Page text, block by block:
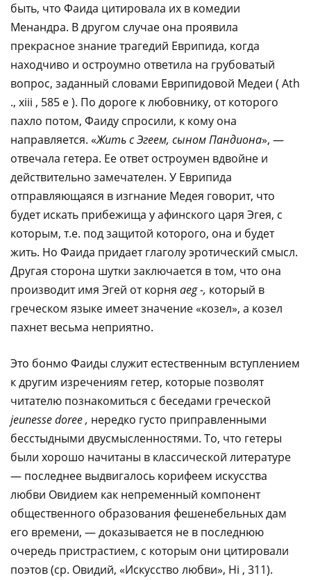
быть, что Фаида цитировала их в комедии
Менандра. В другом случае она проявила
прекрасное знание трагедий Еврипида, когда
находчиво и остроумно ответила на грубоватый
вопрос, заданный словами Еврипидовой Медеи ( Ath
., xiii , 585 e ). По дороге к любовнику, от которого
пахло потом, Фаиду спросили, к кому она
направляется. «Жить с Эгеем, сыном Пандиона», —
отвечала гетера. Ее ответ остроумен вдвойне и
действительно замечателен. У Еврипида
отправляющаяся в изгнание Медея говорит, что
будет искать прибежища у афинского царя Эгея, с
которым, т.е. под защитой которого, она и будет
жить. Но Фаида придает глаголу эротический смысл.
Другая сторона шутки заключается в том, что она
производит имя Эгей от корня aeg -, который в
греческом языке имеет значение «козел», а козел
пахнет весьма неприятно.
Это бонмо Фаиды служит естественным вступлением
к другим изречениям гетер, которые позволят
читателю познакомиться с беседами греческой
jeunesse doree , нередко густо приправленными
бесстыдными двусмысленностями. То, что гетеры
были хорошо начитаны в классической литературе
— последнее выдвигалось корифеем искусства
любви Овидием как непременный компонент
общественного образования фешенебельных дам
его времени, — доказывается не в последнюю
очередь пристрастием, с которым они цитировали
поэтов (ср. Овидий, «Искусство любви», Hi , 311).